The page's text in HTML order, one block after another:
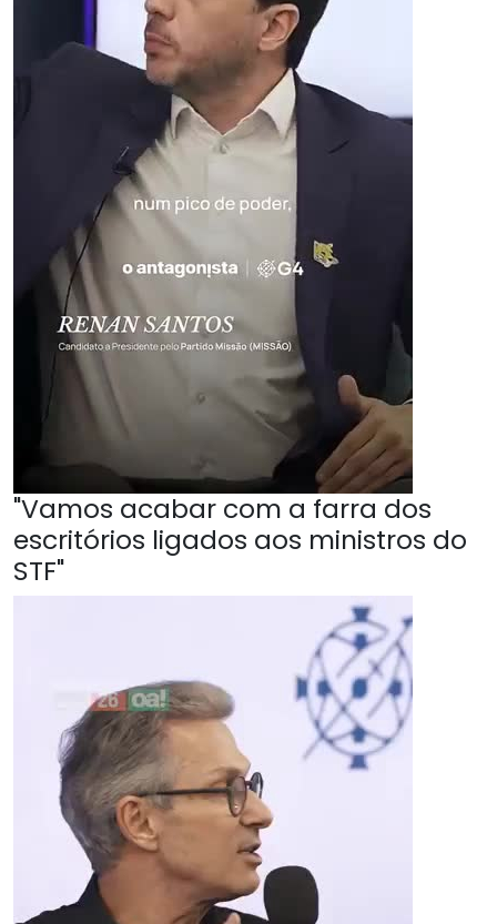
"Vamos acabar com a farra dos
escritórios ligados aos ministros do
STF"